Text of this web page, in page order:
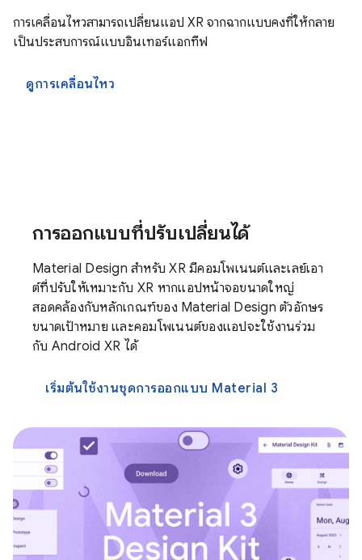
การเคลื่อนไหวสามารถเปลี่ยนแอป XR จากฉากแบบคงที่ให้กลาย
เป็นประสบการณ์แบบอินเทอร์แอกทีฟ
ดูการเคลื่อนไหว
การออกแบบที่ปรับเปลี่ยนได้
Material Design สำหรับ XR มีคอมโพเนนต์และเลย์เอา
ต์ที่ปรับให้เหมาะกับ XR หากแอปหน้าจอขนาดใหญ่
สอดคล้องกับหลักเกณฑ์ของ Material Design ตัวอักษร
ขนาดเป้าหมาย และคอมโพเนนต์ของแอปจะใช้งานร่วม
กับ Android XR ได้
เริ่มต้นใช้งานชุดการออกแบบ Material 3